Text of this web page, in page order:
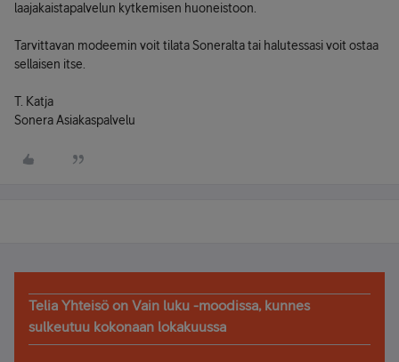
laajakaistapalvelun kytkemisen huoneistoon.
Tarvittavan modeemin voit tilata Soneralta tai halutessasi voit ostaa
sellaisen itse.
T. Katja
Sonera Asiakaspalvelu
Telia Yhteisö on Vain luku -moodissa, kunnes
sulkeutuu kokonaan lokakuussa